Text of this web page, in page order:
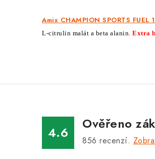
Amix CHAMPION SPORTS FUEL
L-citrulin malát a beta alanin. Extra
4.6
Ověřeno
856 recenzí.